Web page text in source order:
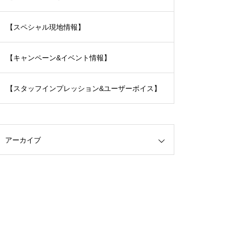
【スペシャル現地情報】
【キャンペーン&イベント情報】
【スタッフインプレッション&ユーザーボイス】
アーカイブ